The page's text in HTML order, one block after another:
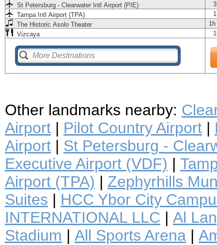
St Petersburg - Clearwater Intl Airport (PIE)
Tampa Intl Airport (TPA)
The Historic Asolo Theater
Vizcaya
Other landmarks nearby:
Airport | Pilot Country Airport |
Airport | St Petersburg -
Executive Airport (VDF) |
Airport (TPA) | Zephyrhills
Suites | HCC Ybor City
INTERNATIONAL LLC | Al
Stadium | All Sports Arena |